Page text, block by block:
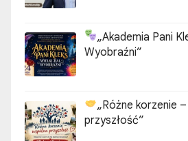
„Akademia Pani
Wyobraźni”
„Różne korzenie
przyszłość”